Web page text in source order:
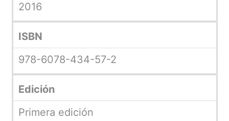
2016
ISBN
978-6078-434-57-2
Edición
Primera edición